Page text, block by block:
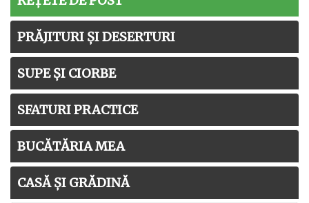
PRĂJITURI ȘI DESERTURI
SUPE ȘI CIORBE
SFATURI PRACTICE
BUCĂTĂRIA MEA
CASĂ ȘI GRĂDINĂ